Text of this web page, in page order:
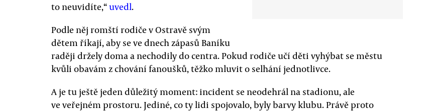
to neuvidíte,“uvedl.
Podle něj romští rodiče v Ostravě svým
dětem říkají, aby se ve dnech zápasů Baníku
raději držely doma a nechodily do centra. Pokud rodiče učí děti vyhýbat se městu
kvůli obavám z chování fanoušků, těžko mluvit o selhání jednotlivce.
A je tu ještě jeden důležitý moment: incident se neodehrál na stadionu, ale
ve veřejném prostoru. Jediné, co ty lidi spojovalo, byly barvy klubu. Právě proto